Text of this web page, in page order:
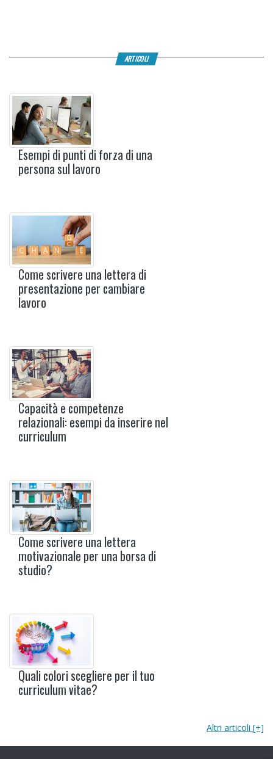
ARTICOLI
Esempi di punti di forza di una
persona sul lavoro
Come scrivere una lettera di
presentazione per cambiare
lavoro
Capacità e competenze
relazionali: esempi da inserire nel
curriculum
Come scrivere una lettera
motivazionale per una borsa di
studio?
Quali colori scegliere per il tuo
curriculum vitae?
Altri articoli [+]